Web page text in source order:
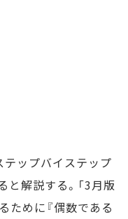
テップバイステップ
解説する。「3月版
ために『偶数である